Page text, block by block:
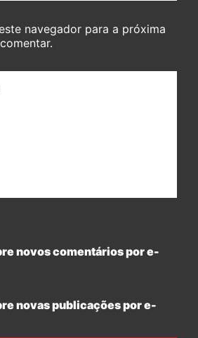
navegador para a próxima
novos comentários por e-
novas publicações por e-